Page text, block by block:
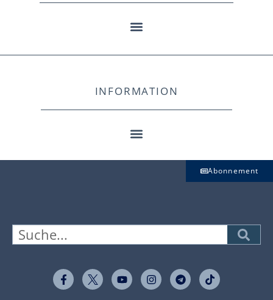
INFORMATION
Abonnement